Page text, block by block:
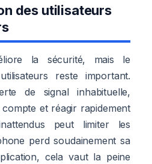
des utilisateurs
la sécurité, mais le
reste important.
de signal inhabituelle,
et réagir rapidement
peut limiter les
perd soudainement sa
cela vaut la peine